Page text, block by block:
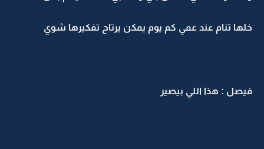
خلها تنام عند عمي كم يوم يمكن يرتاح تفكيرها شوي
فيصل : هذا اللي بيصير